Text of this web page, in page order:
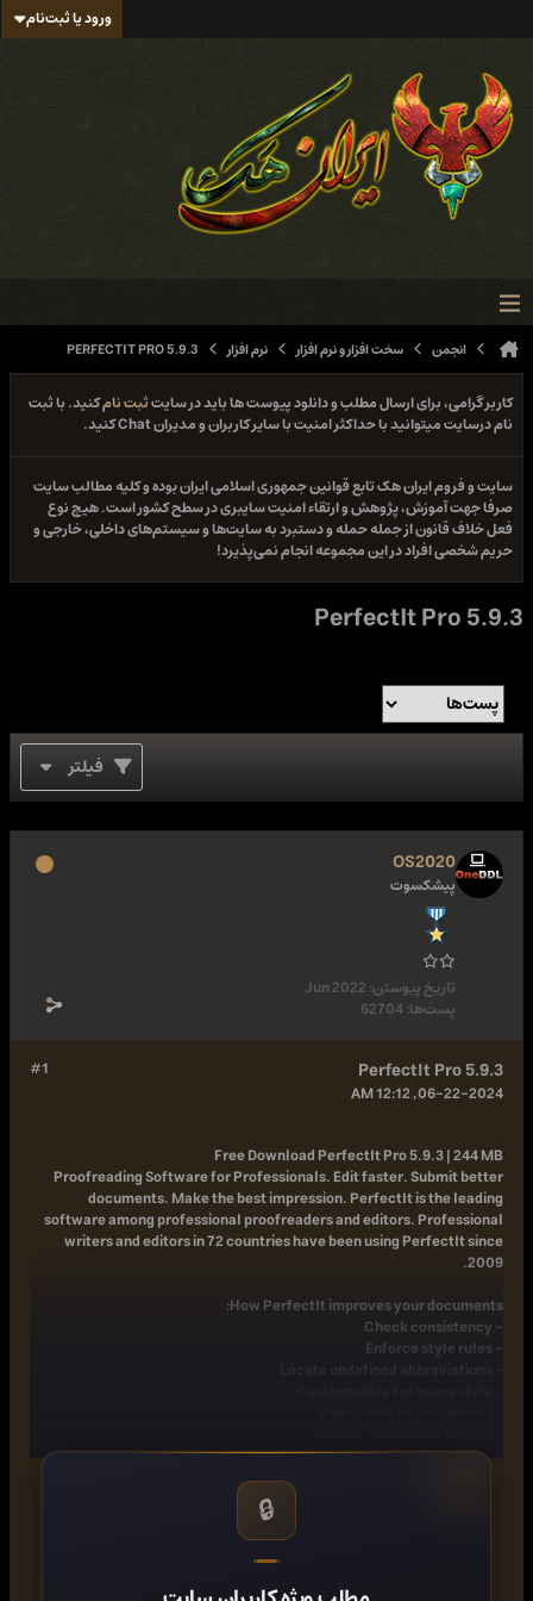
ورود یا ثبت‌نام
انجمن سخت افزار و نرم افزار نرم افزار PERFECTIT PRO 5.9.3
کاربر گرامی، برای ارسال مطلب و دانلود پیوست ها باید در سایتثبت نامکنید. با ثبت
نام درسایت میتوانید با حداکثر امنیت با سایر کاربران و مدیران Chat کنید.
سایت و فروم ایران هک تابع قوانین جمهوری اسلامی ایران بوده و کلیه مطالب سایت
صرفا جهت آموزش، پژوهش و ارتقاء امنیت سایبری در سطح کشور است. هیچ نوع
فعل خلاف قانون از جمله حمله و دستبرد به سایت‌ها و سیستم‌های داخلی، خارجی و
حریم شخصی افراد در این مجموعه انجام نمی‌پذیرد!
PerfectIt Pro 5.9.3
فیلتر
OS2020
پیشکسوت
تاریخ پیوستن:Jun 2022
پست‌ها:62704
#1 PerfectIt Pro 5.9.3
06-22-2024, 12:12 AM
Free DownloadPerfectIt Pro 5.9.3 | 244 MB
Proofreading Software for Professionals. Edit faster. Submit better
documents. Make the best impression. PerfectIt is the leading
software among professional proofreaders and editors. Professional
writers and editors in 72 countries have been using PerfectIt since
2009.
How PerfectIt improves your documents:
- Check consistency
- Enforce style rules
PerfectIt reduces time spent editing
If you're working on contracts, proposals, reports, technical
documents, articles and books, PerfectIt saves time on copy-editing,
so that authors can pay more attention to what matters most: the
By helping to eliminate typos, it saves money on re-writes and
🔒